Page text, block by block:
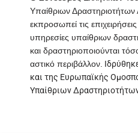
Υπαίθριων
εκπροσωπεί τις
υπηρεσίες υπαίθριων
και δραστηριοποιούνται
αστικό περιβάλλον.
και της Ευρωπαϊκής
Υπαίθριων